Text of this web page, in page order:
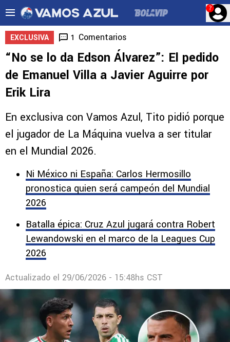
?
EXCLUSIVA 1 Comentarios
“No se lo da Edson Álvarez”: El pedido
de Emanuel Villa a Javier Aguirre por
Erik Lira
En exclusiva con Vamos Azul, Tito pidió porque
el jugador de La Máquina vuelva a ser titular
en el Mundial 2026.
Ni México ni España: Carlos Hermosillo
pronostica quien será campeón del Mundial
2026
Batalla épica: Cruz Azul jugará contra Robert
Lewandowski en el marco de la Leagues Cup
2026
Actualizado el 29/06/2026 - 15:48hs CST